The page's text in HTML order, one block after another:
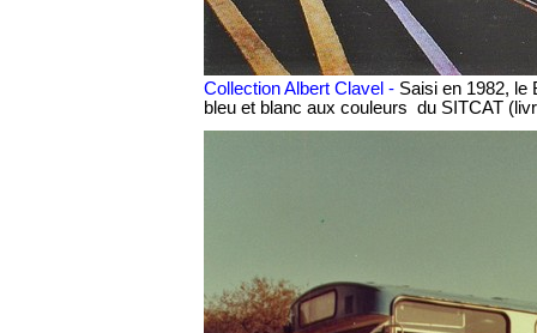
Collection Albert Clavel - Saisi en 1982, le
bleu et blanc aux couleurs du SITCAT